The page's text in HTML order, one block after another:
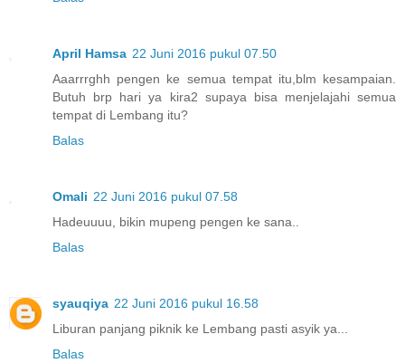
April Hamsa 22 Juni 2016 pukul 07.50
Aaarrrghh pengen ke semua tempat itu,blm kesampaian.
Butuh brp hari ya kira2 supaya bisa menjelajahi semua
tempat di Lembang itu?
Balas
Omali 22 Juni 2016 pukul 07.58
Hadeuuuu, bikin mupeng pengen ke sana..
Balas
syauqiya 22 Juni 2016 pukul 16.58
Liburan panjang piknik ke Lembang pasti asyik ya...
Balas